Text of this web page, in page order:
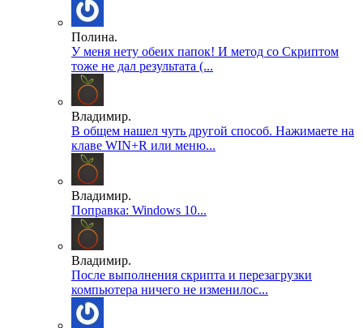
Полина.
У меня нету обеих папок! И метод со Скриптом
тоже не дал результата (...
Владимир.
В общем нашел чуть другой способ. Нажимаете на
клаве WIN+R или меню...
Владимир.
Поправка: Windows 10...
Владимир.
После выполнения скрипта и перезагрузки
компьютера ничего не изменилос...